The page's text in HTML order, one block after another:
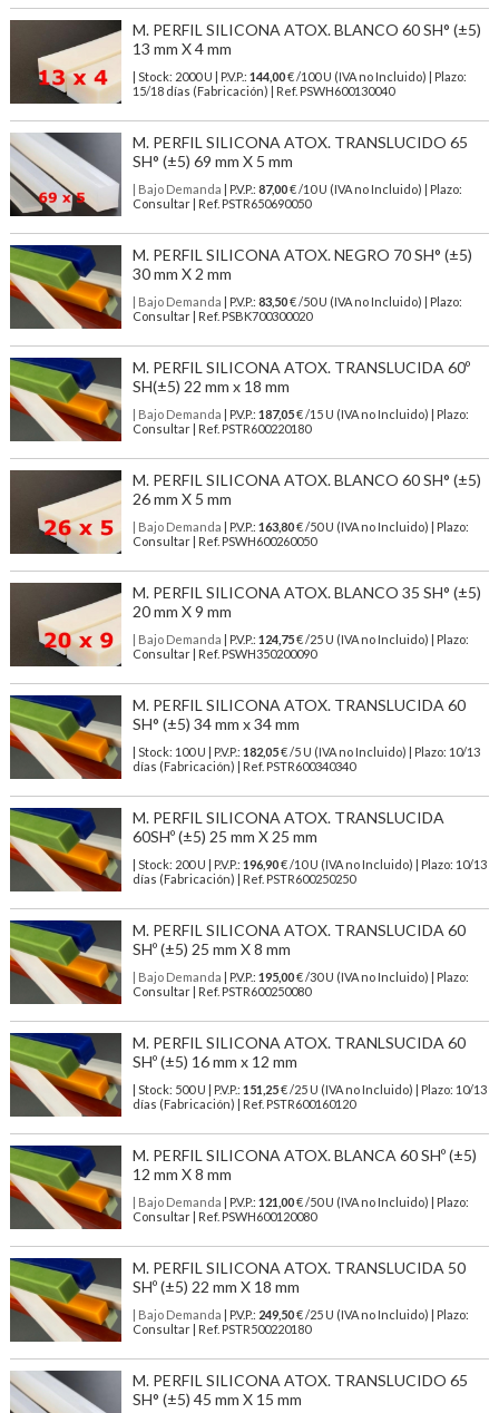
M. PERFIL SILICONA ATOX. BLANCO 60 SH° (±5)
13 mm X 4 mm
| Stock: 2000 U | P.V.P.: 144,00€/100 U (IVA no Incluido)
| Plazo:
15/18 días (Fabricación) | Ref. PSWH600130040
M. PERFIL SILICONA ATOX. TRANSLUCIDO 65
SH° (±5) 69 mm X 5 mm
| Bajo Demanda | P.V.P.: 87,00€ /10 U (IVA no Incluido) | Plazo:
Consultar | Ref. PSTR650690050
M. PERFIL SILICONA ATOX. NEGRO 70 SH° (±5)
30 mm X 2 mm
| Bajo Demanda | P.V.P.: 83,50€ /50 U (IVA no Incluido) | Plazo:
Consultar | Ref. PSBK700300020
M. PERFIL SILICONA ATOX. TRANSLUCIDA 60º
SH(±5) 22 mm x 18 mm
| Bajo Demanda | P.V.P.: 187,05€ /15 U (IVA no Incluido) | Plazo:
Consultar | Ref. PSTR600220180
M. PERFIL SILICONA ATOX. BLANCO 60 SH° (±5)
26 mm X 5 mm
| Bajo Demanda | P.V.P.: 163,80€ /50 U (IVA no Incluido) | Plazo:
Consultar | Ref. PSWH600260050
M. PERFIL SILICONA ATOX. BLANCO 35 SH° (±5)
20 mm X 9 mm
| Bajo Demanda | P.V.P.: 124,75€ /25 U (IVA no Incluido) | Plazo:
Consultar | Ref. PSWH350200090
M. PERFIL SILICONA ATOX. TRANSLUCIDA 60
SH° (±5) 34 mm x 34 mm
| Stock: 100 U | P.V.P.: 182,05€/5 U (IVA no Incluido)
| Plazo: 10/13
días (Fabricación) | Ref. PSTR600340340
M. PERFIL SILICONA ATOX. TRANSLUCIDA
60SHº (±5) 25 mm X 25 mm
| Stock: 200 U | P.V.P.: 196,90€/10 U (IVA no Incluido)
| Plazo: 10/13
días (Fabricación) | Ref. PSTR600250250
M. PERFIL SILICONA ATOX. TRANSLUCIDA 60
SHº (±5) 25 mm X 8 mm
| Bajo Demanda | P.V.P.: 195,00€ /30 U (IVA no Incluido) | Plazo:
Consultar | Ref. PSTR600250080
M. PERFIL SILICONA ATOX. TRANLSUCIDA 60
SHº (±5) 16 mm x 12 mm
| Stock: 500 U | P.V.P.: 151,25€/25 U (IVA no Incluido)
| Plazo: 10/13
días (Fabricación) | Ref. PSTR600160120
M. PERFIL SILICONA ATOX. BLANCA 60 SHº (±5)
12 mm X 8 mm
| Bajo Demanda | P.V.P.: 121,00€ /50 U (IVA no Incluido) | Plazo:
Consultar | Ref. PSWH600120080
M. PERFIL SILICONA ATOX. TRANSLUCIDA 50
SHº (±5) 22 mm X 18 mm
| Bajo Demanda | P.V.P.: 249,50€ /25 U (IVA no Incluido) | Plazo:
Consultar | Ref. PSTR500220180
M. PERFIL SILICONA ATOX. TRANSLUCIDO 65
SH° (±5) 45 mm X 15 mm